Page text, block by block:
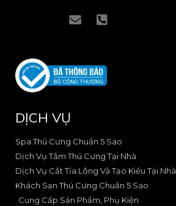
-
f
a
c
b
o
k
-
2
i
n
a
r
a
m
-
1
n
o
p
h
-
s
e
-
a
l
t
DỊCH VỤ
Spa Thú Cưng Chuẩn 5 Sao
Dịch Vụ Tắm Thú Cưng Tại Nhà
Dịch Vụ Cắt Tỉa Lông Và Tạo Kiểu Tại Nhà
Khách Sạn Thú Cưng Chuẩn 5 Sao
Cung Cấp Sản Phẩm, Phụ Kiện